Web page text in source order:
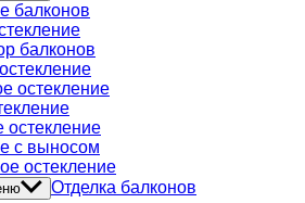
балконов
балконов
остекление
остекление
с выносом
остекление
Отделка балконов